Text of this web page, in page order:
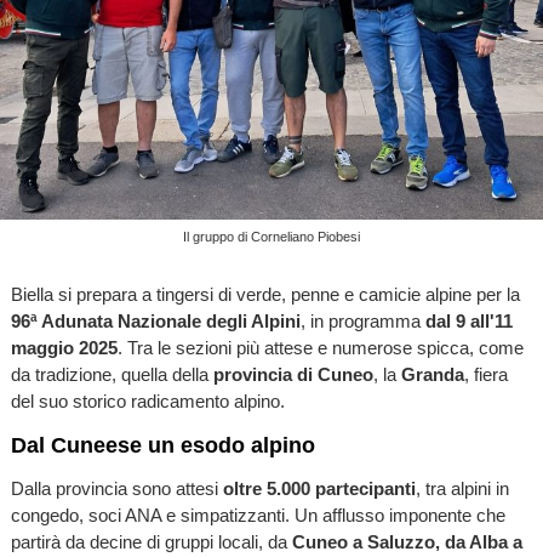
Il gruppo di Corneliano Piobesi
Biella si prepara a tingersi di verde, penne e camicie alpine per la
96ª Adunata Nazionale degli Alpini, in programma dal 9 all'11
maggio 2025. Tra le sezioni più attese e numerose spicca, come
da tradizione, quella della provincia di Cuneo, la Granda, fiera
del suo storico radicamento alpino.
Dal Cuneese un esodo alpino
Dalla provincia sono attesi oltre 5.000 partecipanti, tra alpini in
congedo, soci ANA e simpatizzanti. Un afflusso imponente che
partirà da decine di gruppi locali, daCuneo a Saluzzo, da Alba a